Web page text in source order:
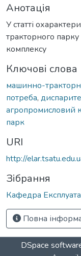
Анотація
У статті
тракторного
комплексу
Ключові слова
машинно-
потреба,
агропромисловий
парк
URI
http://
Зібрання
Кафедра
Повна
DSpace